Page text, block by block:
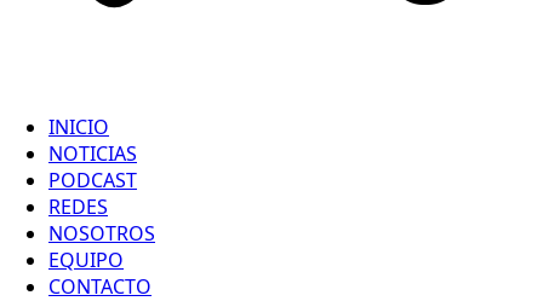
INICIO
NOTICIAS
PODCAST
REDES
NOSOTROS
EQUIPO
CONTACTO